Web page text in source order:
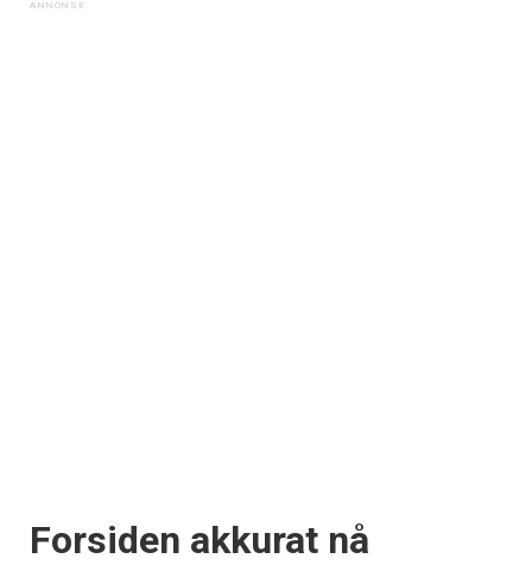
Forsiden akkurat nå